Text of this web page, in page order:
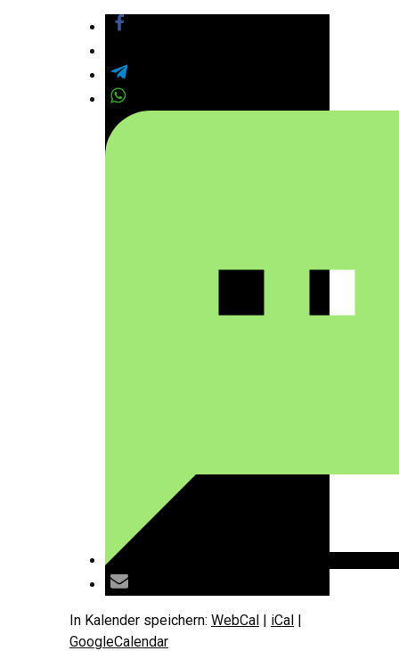
In Kalender speichern: WebCal | iCal |
GoogleCalendar